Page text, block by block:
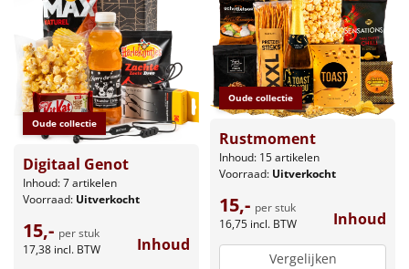
Oude collectie
Digitaal Genot
Inhoud: 7 artikelen
Voorraad: Uitverkocht
15,- per stuk
17,38 incl. BTW Inhoud
Oude collectie
Rustmoment
Inhoud: 15 artikelen
Voorraad: Uitverkocht
15,- per stuk
16,75 incl. BTW Inhoud
Vergelijken